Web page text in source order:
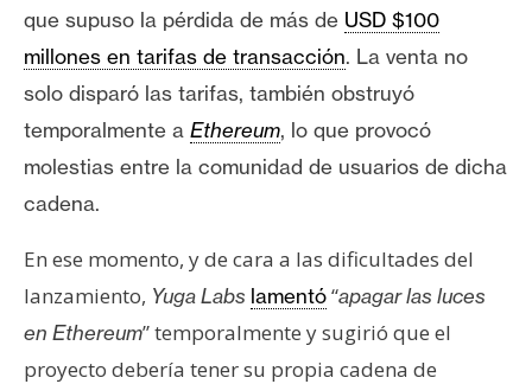
o
y
u
b
l
i
i
d
d
que supuso la pérdida de más de USD $100
millones en tarifas de transacción. La venta no
solo disparó las tarifas, también obstruyó
temporalmente a Ethereum, lo que provocó
molestias entre la comunidad de usuarios de dicha
cadena.
En ese momento, y de cara a las dificultades del
lanzamiento, Yuga Labs lamentó“apagar las luces
en Ethereum” temporalmente y sugirió que el
proyecto debería tener su propia cadena de